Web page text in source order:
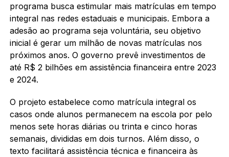
programa busca estimular mais matrículas em tempo
integral nas redes estaduais e municipais. Embora a
adesão ao programa seja voluntária, seu objetivo
inicial é gerar um milhão de novas matrículas nos
próximos anos. O governo prevê investimentos de
até R$ 2 bilhões em assistência financeira entre 2023
e 2024.
O projeto estabelece como matrícula integral os
casos onde alunos permanecem na escola por pelo
menos sete horas diárias ou trinta e cinco horas
semanais, divididas em dois turnos. Além disso, o
texto facilitará assistência técnica e financeira às